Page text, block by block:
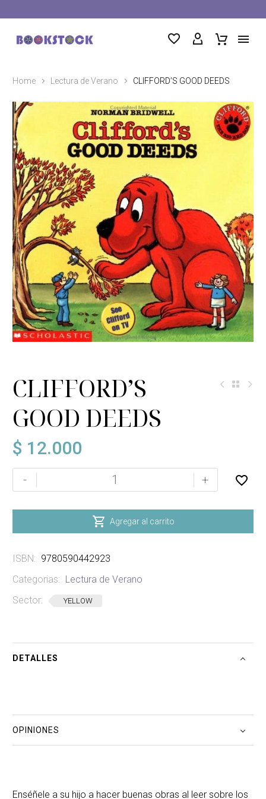
Home Lectura de Verano CLIFFORD’S GOOD DEEDS
CLIFFORD’S
GOOD DEEDS
$ 12.000
-
CLIFFORD'S
GOOD
+
 Agregar al carrito
ISBN: 9780590442923
Categorias:
Lectura de Verano
Sector:
YELLOW
DETALLES
OPINIONES
Enséñele a su hijo a hacer buenas obras al leer sobre los